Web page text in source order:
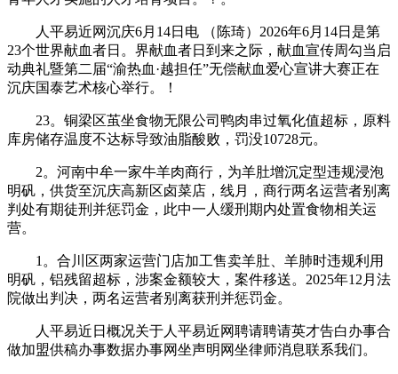
人平易近网沉庆6月14日电 （陈琦）2026年6月14日是第
23个世界献血者日。界献血者日到来之际，献血宣传周勾当启
动典礼暨第二届“渝热血·越担任”无偿献血爱心宣讲大赛正在
沉庆国泰艺术核心举行。！
23。铜梁区茧坐食物无限公司鸭肉串过氧化值超标，原料
库房储存温度不达标导致油脂酸败，罚没10728元。
2。河南中牟一家牛羊肉商行，为羊肚增沉定型违规浸泡
明矾，供货至沉庆高新区卤菜店，线月，商行两名运营者别离
判处有期徒刑并惩罚金，此中一人缓刑期内处置食物相关运
营。
1。合川区两家运营门店加工售卖羊肚、羊肺时违规利用
明矾，铝残留超标，涉案金额较大，案件移送。2025年12月法
院做出判决，两名运营者别离获刑并惩罚金。
人平易近日概况关于人平易近网聘请聘请英才告白办事合
做加盟供稿办事数据办事网坐声明网坐律师消息联系我们。